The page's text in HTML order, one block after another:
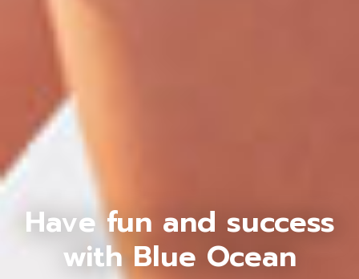
Have fun and success
with Blue Ocean